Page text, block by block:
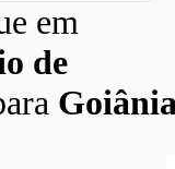
em
de